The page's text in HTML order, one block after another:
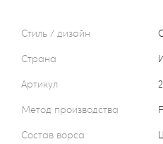
Стиль / дизайн
Страна
Артикул
Метод производства
Состав ворса